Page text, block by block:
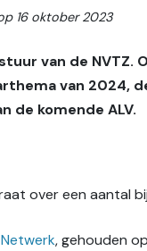
16 oktober 2023
van de
van
de komende ALV.
over een aantal
, gehouden